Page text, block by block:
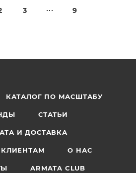
3 9
КАТАЛОГ ПО МАСШТАБУ
СТАТЬИ
И ДОСТАВКА
О НАС
ARMATA CLUB